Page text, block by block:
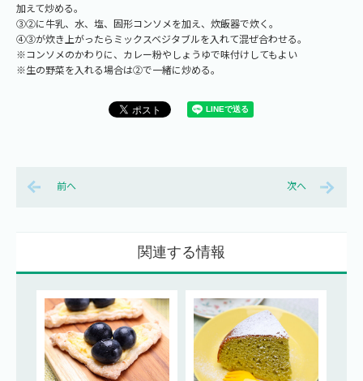
加えて炒める。
③②に牛乳、水、塩、固形コンソメを加え、炊飯器で炊く。
④③が炊き上がったらミックスベジタブルを入れて混ぜ合わせる。
※コンソメのかわりに、カレー粉やしょうゆで味付けしてもよい
※生の野菜を入れる場合は②で一緒に炒める。
前へ 次へ
関連する情報